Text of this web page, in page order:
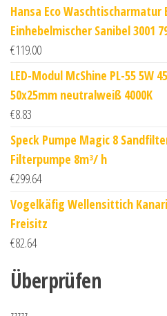
Hansa Eco Waschtischarmatur
Einhebelmischer Sanibel 3001
€119.00
LED-Modul McShine PL-55 5W
50x25mm neutralweiß 4000K
€8.83
Speck Pumpe Magic 8
Filterpumpe 8m³/ h
€299.64
Vogelkäfig Wellensittich
Freisitz
€82.64
Überprüfen